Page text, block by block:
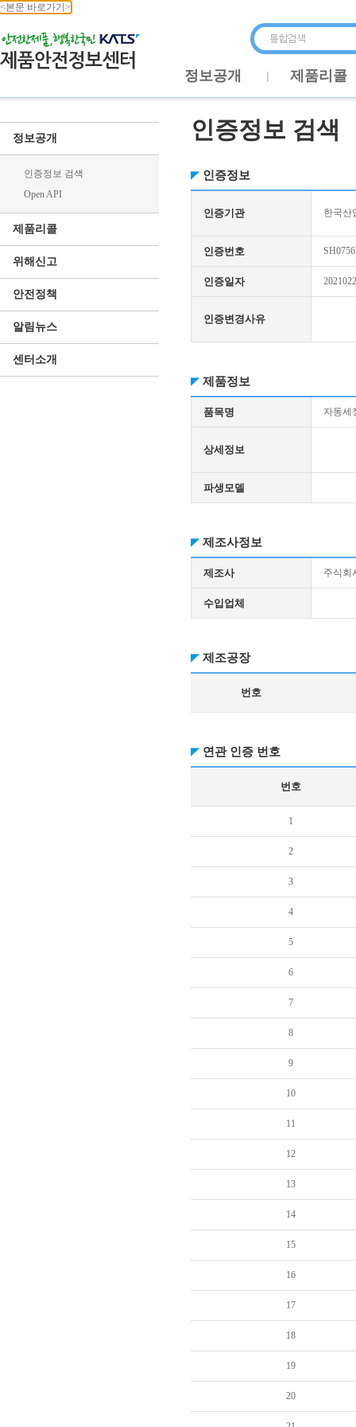
<본문 바로가기>
정보공개 제품리콜
정보공개
인증정보 검색
Open API
제품리콜
위해신고
안전정책
알림뉴스
센터소개
인증정보 검색
인증정보
인증기관 한국산
인증번호
인증일자
인증변경사유
제품정보
품목명 자동세
상세정보
파생모델
제조사정보
제조사 주식회
수입업체
제조공장
번호
연관 인증 번호
번호
1
2
3
4
5
6
7
8
9
10
11
12
13
14
15
16
17
18
19
20